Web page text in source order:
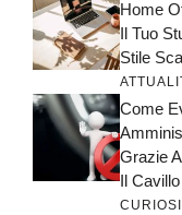
Home
Il Tuo
Stile
Come
Grazie
Il Cavillo